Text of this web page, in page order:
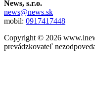
News, s.r.o.
news@news.sk
mobil: 0917417448
Copyright © 2026
prevádzkovateľ